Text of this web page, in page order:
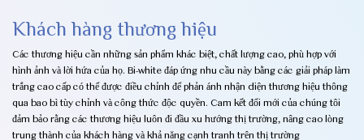
Khách hàng thương hiệu
Các thương hiệu cần những sản phẩm khác biệt, chất lượng cao, phù hợp với
hình ảnh và lời hứa của họ. Bi-white đáp ứng nhu cầu này bằng các giải pháp làm
trắng cao cấp có thể được điều chỉnh để phản ánh nhận diện thương hiệu thông
qua bao bì tùy chỉnh và công thức độc quyền. Cam kết đổi mới của chúng tôi
đảm bảo rằng các thương hiệu luôn đi đầu xu hướng thị trường, nâng cao lòng
trung thành của khách hàng và khả năng cạnh tranh trên thị trường